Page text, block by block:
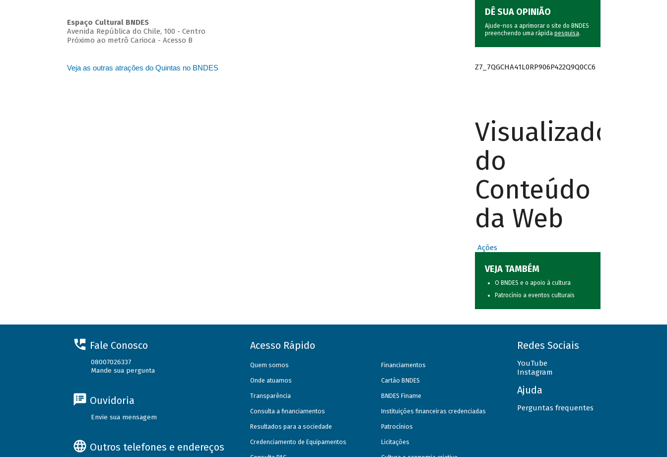
Espaço Cultural BNDES
Avenida República do Chile, 100 - Centro
Próximo ao metrô Carioca - Acesso B
Veja as outras atrações do Quintas no BNDES
DÊ SUA OPINIÃO
Ajude-nos a aprimorar o site do BNDES
preenchendo uma rápida pesquisa.
Z7_7QGCHA41L0RP906P422Q9Q0CC6
Visualizador
do
Conteúdo
da Web
Ações
VEJA TAMBÉM
O BNDES e o apoio à cultura
Patrocínio a eventos culturais
Fale Conosco
08007026337
Mande sua pergunta
Ouvidoria
Envie sua mensagem
Outros telefones e endereços
Acesso Rápido
Quem somos
Onde atuamos
Transparência
Consulta a financiamentos
Resultados para a sociedade
Credenciamento de Equipamentos
Financiamentos
Cartão BNDES
BNDES Finame
Instituições financeiras credenciadas
Patrocínios
Licitações
Redes Sociais
YouTube
Instagram
Ajuda
Perguntas frequentes